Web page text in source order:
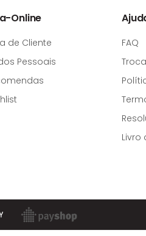
Online
de Cliente
Pessoais
FAQ
Livro